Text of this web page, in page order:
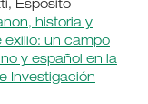
Esposito
historia y
exilio: un campo
y español en la
Investigación